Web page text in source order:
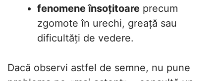
fenomene însoțitoare precum
zgomote în urechi, greață sau
dificultăți de vedere.
Dacă observi astfel de semne, nu pune